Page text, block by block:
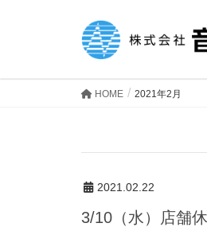
HOME 2021年2月
2021.02.22
3/10（水）店